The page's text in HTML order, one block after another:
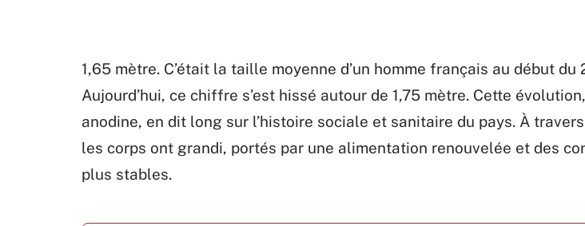
1,65 mètre. C’était la taille moyenne d’un homme français au début du
Aujourd’hui, ce chiffre s’est hissé autour de 1,75 mètre. Cette
anodine, en dit long sur l’histoire sociale et sanitaire du pays. À
les corps ont grandi, portés par une alimentation renouvelée et des
plus stables.